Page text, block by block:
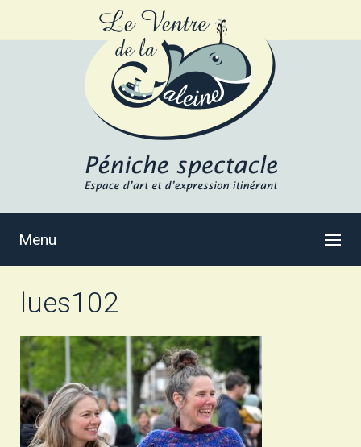
Menu
lues102